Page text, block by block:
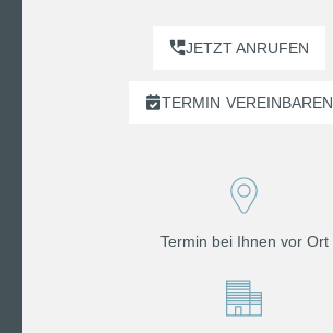
JETZT ANRUFEN
TERMIN VEREINBAREN
Termin bei Ihnen vor Ort